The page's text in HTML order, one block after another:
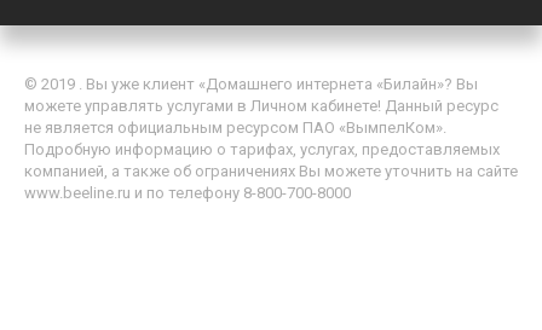
© 2019 . Вы уже клиент «Домашнего интернета «Билайн»? Вы
можете управлять услугами в Личном кабинете! Данный ресурс
не является официальным ресурсом ПАО «ВымпелКом».
Подробную информацию о тарифах, услугах, предоставляемых
компанией, а также об ограничениях Вы можете уточнить на сайте
www.beeline.ru и по телефону 8-800-700-8000